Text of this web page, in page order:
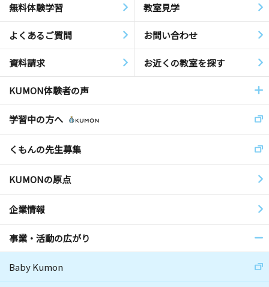
無料体験学習 教室見学
よくあるご質問 お問い合わせ
資料請求 お近くの教室を探す
KUMON体験者の声
学習中の方へ
くもんの先生募集
KUMONの原点
企業情報
事業・活動の広がり
Baby Kumon